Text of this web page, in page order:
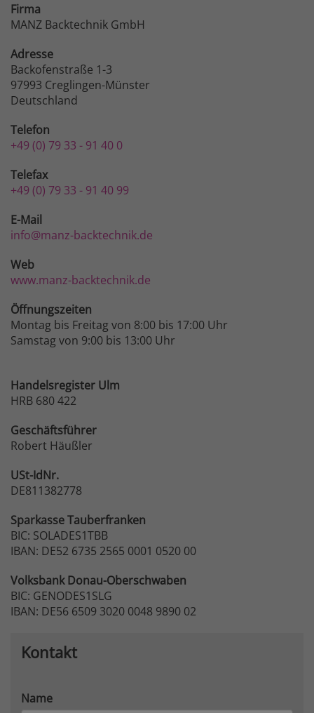
Firma
MANZ Backtechnik GmbH
Adresse
Backofenstraße 1-3
97993 Creglingen-Münster
Deutschland
Telefon
+49 (0) 79 33 - 91 40 0
Telefax
+49 (0) 79 33 - 91 40 99
E-Mail
info@manz-backtechnik.de
Web
www.manz-backtechnik.de
Öffnungszeiten
Montag bis Freitag von 8:00 bis 17:00 Uhr
Samstag von 9:00 bis 13:00 Uhr
Handelsregister Ulm
HRB 680 422
Geschäftsführer
Robert Häußler
USt-IdNr.
DE811382778
SparkasseTauberfranken
BIC: SOLADES1TBB
IBAN: DE52 6735 2565 0001 0520 00
VolksbankDonau-Oberschwaben
BIC: GENODES1SLG
IBAN: DE56 6509 3020 0048 9890 02
Kontakt
Name